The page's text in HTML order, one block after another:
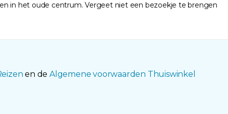
in het oude centrum. Vergeet niet een bezoekje te brengen
en deAlgemene voorwaarden Thuiswinkel